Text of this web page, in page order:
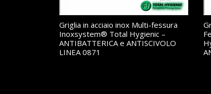
Griglia in acciaio inox Multi-fessura
Inoxsystem® Total Hygienic –
ANTIBATTERICA e ANTISCIVOLO
LINEA 0871